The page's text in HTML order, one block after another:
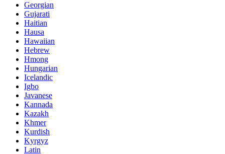
Georgian
Gujarati
Haitian
Hausa
Hawaiian
Hebrew
Hmong
Hungarian
Icelandic
Igbo
Javanese
Kannada
Kazakh
Khmer
Kurdish
Kyrgyz
Latin